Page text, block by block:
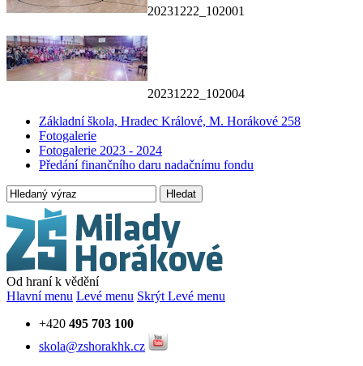
20231222_102001
20231222_102004
Základní škola, Hradec Králové, M. Horákové 258
Fotogalerie
Fotogalerie 2023 - 2024
Předání finančního daru nadačnímu fondu
Hledat
Od hraní k vědění
Hlavní menu Levé menu Skrýt Levé menu
+420 495 703 100
skola@zshorakhk.cz